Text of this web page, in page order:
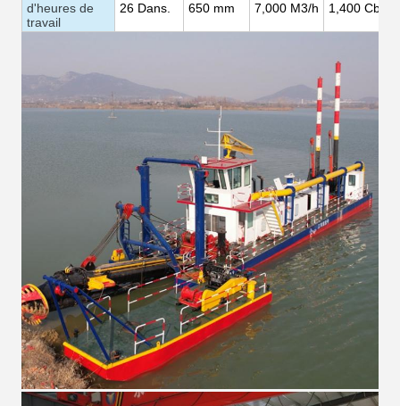
d'heures de
travail
26 Dans. 650 mm 7,000 M3/h 1,400 Cbm/